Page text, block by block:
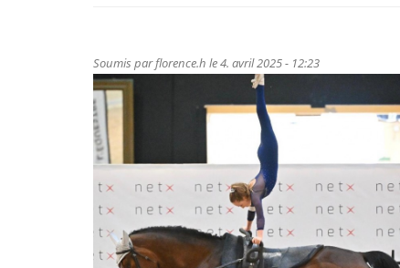
Soumis parflorence.h le 4. avril 2025 - 12:23